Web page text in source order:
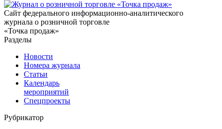
Сайт федерального информационно-аналитического
журнала о розничной торговле
«Точка продаж»
Разделы
Новости
Номера журнала
Статьи
Календарь
мероприятий
Спецпроекты
Рубрикатор